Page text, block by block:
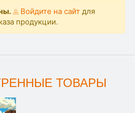
Войдите на сайт для
продукции.
ТОВАРЫ